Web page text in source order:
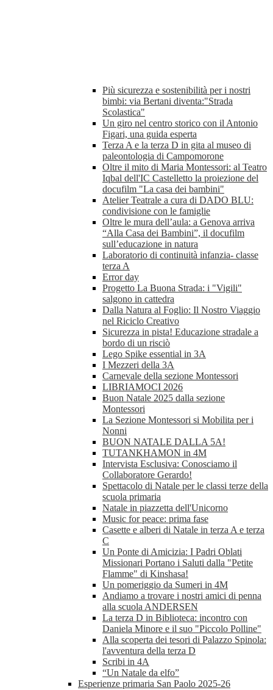
Più sicurezza e sostenibilità per i nostri
bimbi: via Bertani diventa:"Strada
Scolastica"
Un giro nel centro storico con il Antonio
Figari, una guida esperta
Terza A e la terza D in gita al museo di
paleontologia di Campomorone
Oltre il mito di Maria Montessori: al Teatro
Iqbal dell'IC Castelletto la proiezione del
docufilm "La casa dei bambini"
Atelier Teatrale a cura di DADO BLU:
condivisione con le famiglie
Oltre le mura dell’aula: a Genova arriva
“Alla Casa dei Bambini”, il docufilm
sull’educazione in natura
Laboratorio di continuità infanzia- classe
terza A
Error day
Progetto La Buona Strada: i "Vigili"
salgono in cattedra
Dalla Natura al Foglio: Il Nostro Viaggio
nel Riciclo Creativo
Sicurezza in pista! Educazione stradale a
bordo di un risciò
Lego Spike essential in 3A
I Mezzeri della 3A
Carnevale della sezione Montessori
LIBRIAMOCI 2026
Buon Natale 2025 dalla sezione
Montessori
La Sezione Montessori si Mobilita per i
Nonni
BUON NATALE DALLA 5A!
TUTANKHAMON in 4M
Intervista Esclusiva: Conosciamo il
Collaboratore Gerardo!
Spettacolo di Natale per le classi terze della
scuola primaria
Natale in piazzetta dell'Unicorno
Music for peace: prima fase
Casette e alberi di Natale in terza A e terza
C
Un Ponte di Amicizia: I Padri Oblati
Missionari Portano i Saluti dalla "Petite
Flamme" di Kinshasa!
Un pomeriggio da Sumeri in 4M
Andiamo a trovare i nostri amici di penna
alla scuola ANDERSEN
La terza D in Biblioteca: incontro con
Daniela Minore e il suo "Piccolo Polline"
Alla scoperta dei tesori di Palazzo Spinola:
l'avventura della terza D
Scribi in 4A
“Un Natale da elfo”
Esperienze primaria San Paolo 2025-26